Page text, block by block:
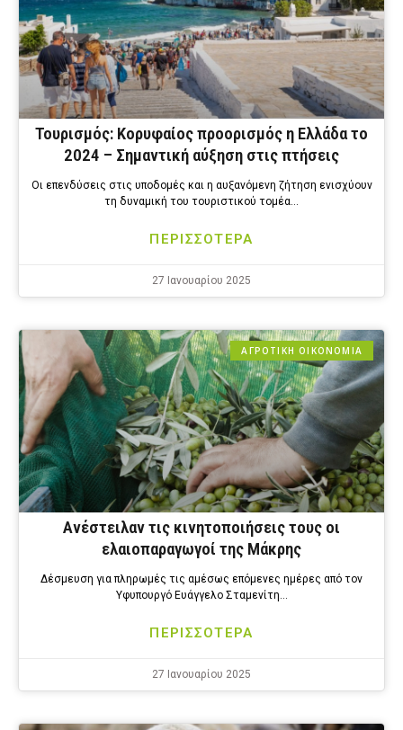
Τουρισμός: Κορυφαίος προορισμός η Ελλάδα το
2024 – Σημαντική αύξηση στις πτήσεις
Οι επενδύσεις στις υποδομές και η αυξανόμενη ζήτηση ενισχύουν
τη δυναμική του τουριστικού τομέα…
ΠΕΡΙΣΣΟΤΕΡΑ
27 Ιανουαρίου 2025
ΑΓΡΟΤΙΚΗ ΟΙΚΟΝΟΜΙΑ
Ανέστειλαν τις κινητοποιήσεις τους οι
ελαιοπαραγωγοί της Μάκρης
Δέσμευση για πληρωμές τις αμέσως επόμενες ημέρες από τον
Υφυπουργό Ευάγγελο Σταμενίτη…
ΠΕΡΙΣΣΟΤΕΡΑ
27 Ιανουαρίου 2025